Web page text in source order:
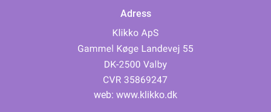
Adress
web: www.klikko.dk